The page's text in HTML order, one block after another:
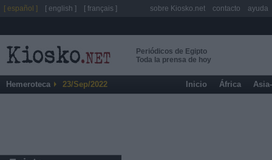
Periódicos de Egipto
Toda la prensa de hoy
Hemeroteca 23/Sep/2022 Inicio África
[ español ] [ english ] [ français ] sobre Kiosko.net contacto ayuda